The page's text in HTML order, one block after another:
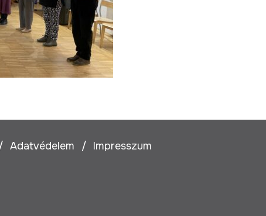
Adatvédelem Impresszum